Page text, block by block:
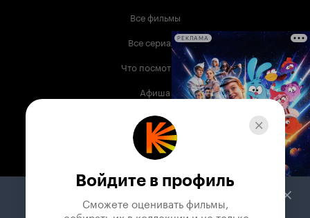
Все фильмы
Все сериалы
Что посмотреть
Афиша
Музыка
Телепрограмма
Служба поддержки
РЕКЛАМА
Войдите в профиль
Сможете оценивать фильмы,